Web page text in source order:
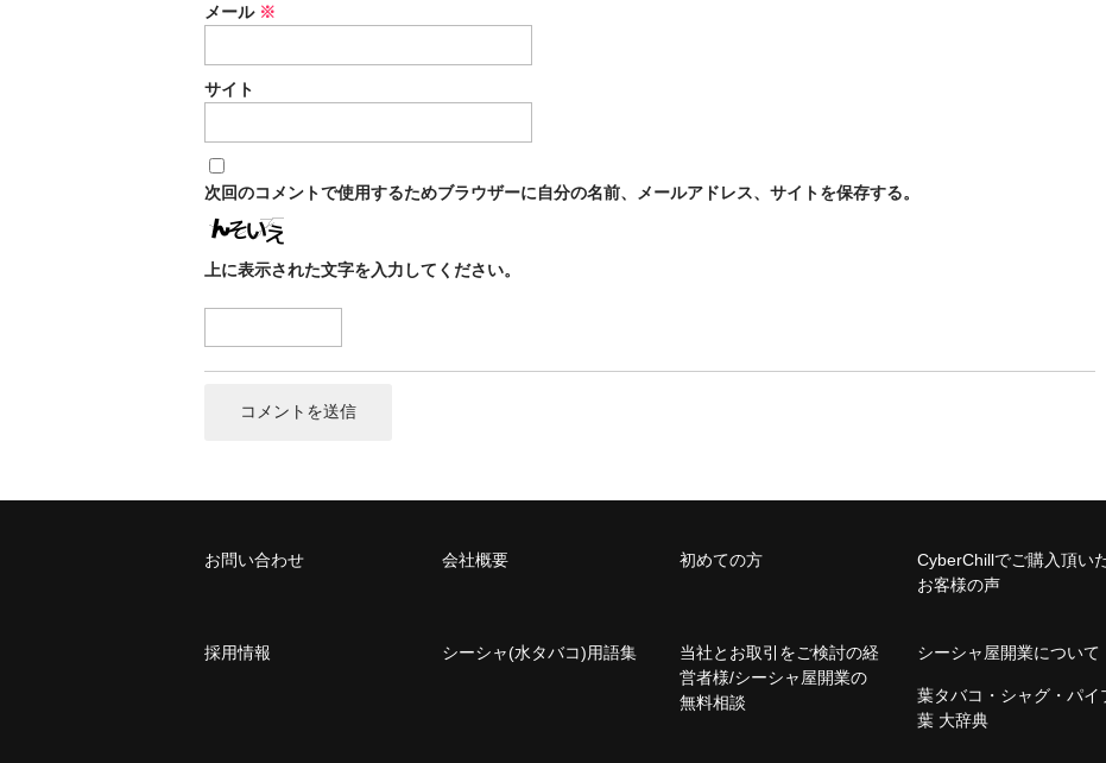
メール ※
サイト
次回のコメントで使用するためブラウザーに自分の名前、メールアドレス、サイトを保存する。
上に表示された文字を入力してください。
お問い合わせ 会社概要 初めての方
CyberChillでご購入頂い
お客様の声
採用情報 シーシャ(水タバコ)用語集
当社とお取引をご検討の経
営者様/シーシャ屋開業の
無料相談
シーシャ屋開業について
葉タバコ・シャグ・パイ
葉 大辞典